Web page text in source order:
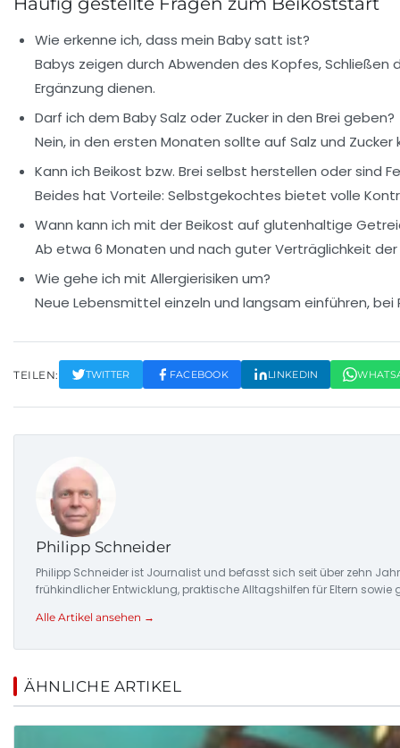
Wie erkenne ich, dass mein Baby satt ist?
Babys zeigen durch Abwenden des Kopfes,
Ergänzung dienen.
Darf ich dem Baby Salz oder Zucker in den Brei geben?
Nein, in den ersten Monaten sollte auf Salz und
Kann ich Beikost bzw. Brei selbst herstellen oder sind
Beides hat Vorteile: Selbstgekochtes bietet volle
Wann kann ich mit der Beikost auf glutenhaltige
Ab etwa 6 Monaten und nach guter Verträglichkeit
Wie gehe ich mit Allergierisiken um?
Neue Lebensmittel einzeln und langsam einführen,
TEILEN: TWITTER FACEBOOK LINKEDIN
Philipp Schneider
Philipp Schneider ist Journalist und befasst sich seit über zehn
frühkindlicher Entwicklung, praktische Alltagshilfen für Eltern
Alle Artikel ansehen →
ÄHNLICHE ARTIKEL